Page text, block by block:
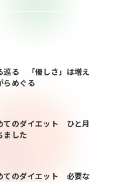
巡る 「優しさ」は増え
らめぐる
てのダイエット ひと月
ました
てのダイエット 必要な